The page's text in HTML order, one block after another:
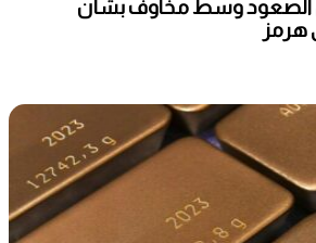
الصعود وسط مخاوف بشأن
هرمز